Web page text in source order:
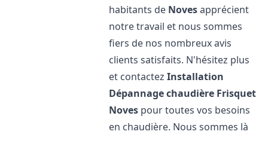
habitants de Novesapprécient
notre travail et nous sommes
fiers de nos nombreux avis
clients satisfaits. N'hésitez plus
et contactezInstallation
Dépannage chaudière Frisquet
Noves pour toutes vos besoins
en chaudière. Nous sommes là